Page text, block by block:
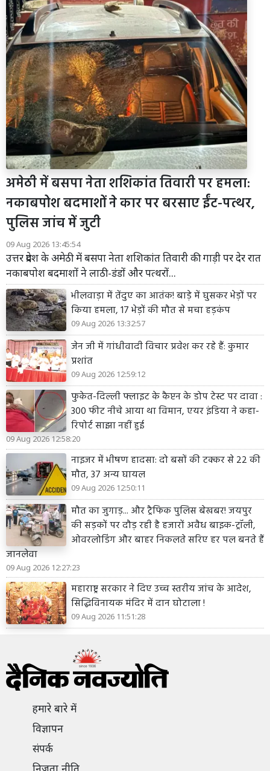
अमेठी में बसपा नेता शशिकांत तिवारी पर हमला:
नकाबपोश बदमाशों ने कार पर बरसाए ईंट-पत्थर,
पुलिस जांच में जुटी
09 Aug 2026 13:45:54
उत्तर प्रदेश के अमेठी में बसपा नेता शशिकांत तिवारी की गाड़ी पर देर रात
नकाबपोश बदमाशों ने लाठी-डंडों और पत्थरों...
भीलवाड़ा में तेंदुए का आतंक! बाड़े में घुसकर भेड़ों पर
किया हमला, 17 भेड़ों की मौत से मचा हड़कंप
09 Aug 2026 13:32:57
जेन जी में गांधीवादी विचार प्रवेश कर रहे हैं: कुमार
प्रशांत
09 Aug 2026 12:59:12
फुकेत-दिल्ली फ्लाइट के कैप्टन के डोप टेस्ट पर दावा :
300 फीट नीचे आया था विमान, एयर इंडिया ने कहा-
रिपोर्ट साझा नहीं हुई
09 Aug 2026 12:58:20
नाइजर में भीषण हादसा: दो बसों की टक्कर से 22 की
मौत, 37 अन्य घायल
09 Aug 2026 12:50:11
मौत का जुगाड़... और ट्रैफिक पुलिस बेखबर! जयपुर
की सड़कों पर दौड़ रही है हजारों अवैध बाइक-ट्रॉली,
ओवरलोडिंग और बाहर निकलते सरिए हर पल बनते हैं
जानलेवा
09 Aug 2026 12:27:23
महाराष्ट्र सरकार ने दिए उच्च स्तरीय जांच के आदेश,
सिद्धिविनायक मंदिर में दान घोटाला !
09 Aug 2026 11:51:28
हमारे बारे में
विज्ञापन
संपर्क